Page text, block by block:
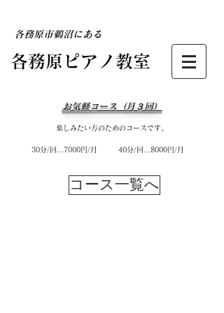
​各務原市鵜沼にある
​各務原ピアノ教室
お気軽コース（月３回）
楽しみたい方のためのコースです。
30分/回…7000円/月 40分/回…8000円/月
コース一覧へ